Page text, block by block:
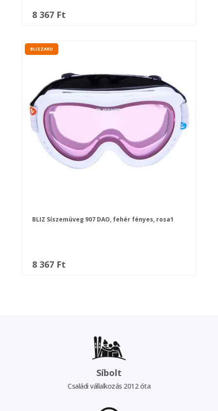
8 367 Ft
BLIZZARD
BLIZ Síszemüveg 907 DAO, fehér fényes, rosa1
8 367 Ft
Síbolt
Családi vállalkozás 2012 óta